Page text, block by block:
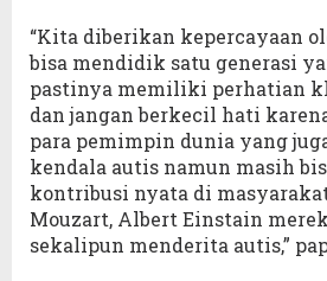
“Kita diberikan kepercayaan
bisa mendidik satu generasi
pastinya memiliki perhatian
dan jangan berkecil hati
para pemimpin dunia yang
kendala autis namun masih
kontribusi nyata di
Mouzart, Albert Einstain
sekalipun menderita autis,”